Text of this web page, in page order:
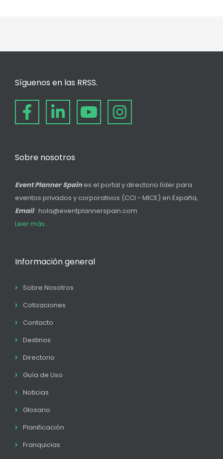
Síguenos en las RRSS.
Sobre nosotros
Event Planner Spain es el portal y directorio líder para
eventos privados y corporativos (CCI - MICE) en España,
Email: hola@eventplannerspain.com
Leer más...
Información general
Sobre Nosotros
Cotizaciones
Contacto
Destinos
Directorio
Guía de Uso
Noticias
Glosario
Planificación
Franquicias